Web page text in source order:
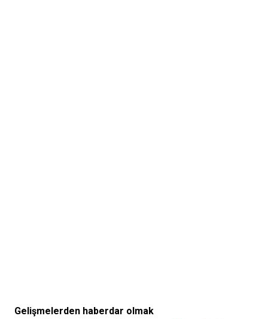
Gelişmelerden haberdar olmak